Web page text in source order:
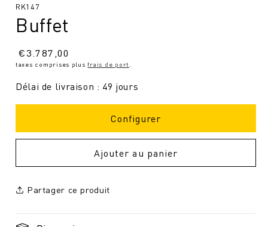
modal
SKU
RK147
Buffet
Prix
normal
€3.787,00
taxes comprises plusfrais de port
Délai de livraison : 49 jours
Configurer
Ajouter au panier
Partager ce produit